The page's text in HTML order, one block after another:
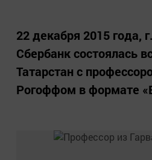
22 декабря 2015 года,
Сбербанк состоялась
Татарстан с
Рогоффом в формате